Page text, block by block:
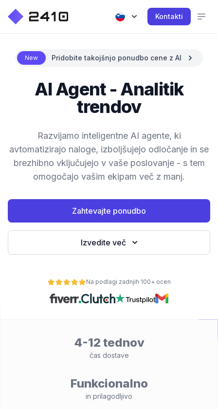
Kontakti
New Pridobite takojšnjo ponudbo cene z AI
AI Agent - Analitik
trendov
Razvijamo inteligentne AI agente, ki
avtomatizirajo naloge, izboljšujejo odločanje in se
brezhibno vključujejo v vaše poslovanje - s tem
omogočajo vašim ekipam več z manj.
Zahtevajte ponudbo
Izvedite več
Na podlagi zadnjih 100+ ocen
4-12 tednov
čas dostave
Funkcionalno
in prilagodljivo